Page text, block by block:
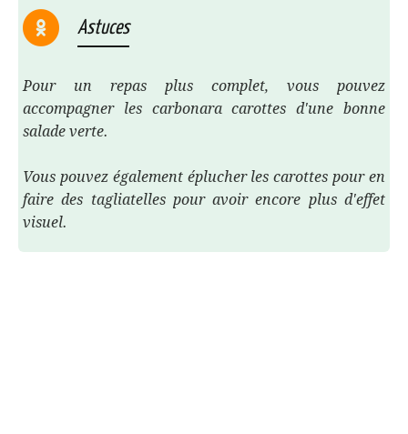
Astuces
Pour un repas plus complet, vous pouvez
accompagner les carbonara carottes d'une bonne
salade verte.
Vous pouvez également éplucher les carottes pour en
faire des tagliatelles pour avoir encore plus d'effet
visuel.